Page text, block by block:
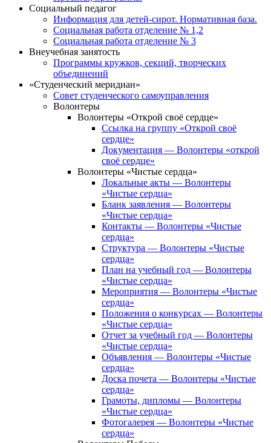
Социальный педагог
Информация для детей-сирот. Нормативная база.
Социальная работа отделение № 1,2
Социальная работа отделение № 3
Внеучебная занятость
Программы кружков, секций, творческих
объединений
«Студенческий меридиан»
Совет студенческого самоуправления
Волонтеры
Волонтеры «Открой своё сердце»
Ссылка на группу «Открой своё
сердце»
Документация — Волонтеры «открой
своё сердце»
Волонтеры «Чистые сердца»
Локальные акты — Волонтеры
«Чистые сердца»
Бланк заявления — Волонтеры
«Чистые сердца»
Контакты — Волонтеры «Чистые
сердца»
Структура — Волонтеры «Чистые
сердца»
План на учебный год — Волонтеры
«Чистые сердца»
Мероприятия — Волонтеры «Чистые
сердца»
Положения о конкурсах — Волонтеры
«Чистые сердца»
Отчет за учебный год — Волонтеры
«Чистые сердца»
Объявления — Волонтеры «Чистые
сердца»
Доска почета — Волонтеры «Чистые
сердца»
Грамоты, дипломы — Волонтеры
«Чистые сердца»
Фотогалерея — Волонтеры «Чистые
сердца»